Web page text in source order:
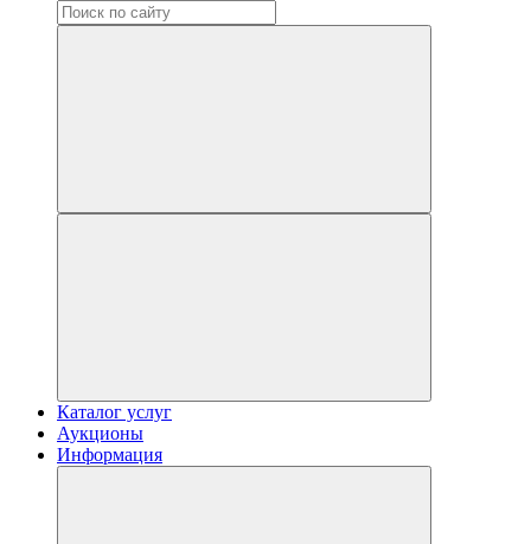
Каталог услуг
Аукционы
Информация